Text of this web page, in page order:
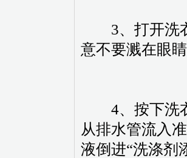
3、打开洗衣
意不要溅在眼
4、按下洗衣
从排水管流入
液倒进“洗涤剂